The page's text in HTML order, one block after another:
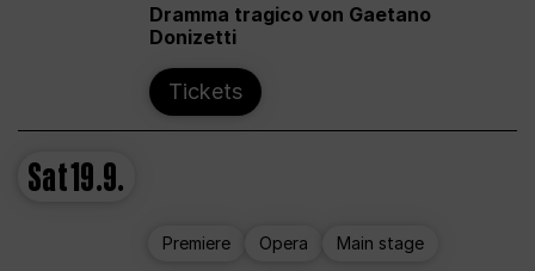
Dramma tragico von Gaetano
Donizetti
Tickets
Sat19.9.
Premiere Opera Main stage